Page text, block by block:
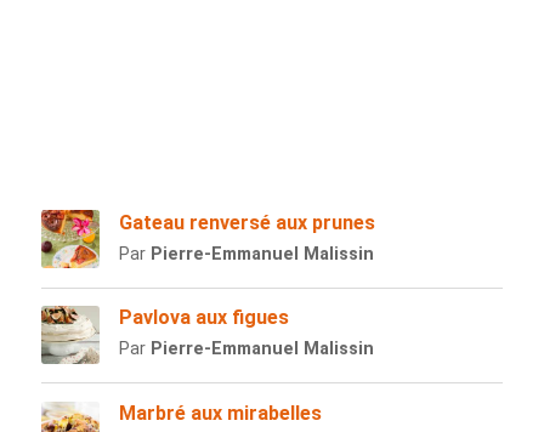
Gateau renversé aux prunes
Par Pierre-Emmanuel Malissin
Pavlova aux figues
Par Pierre-Emmanuel Malissin
Marbré aux mirabelles